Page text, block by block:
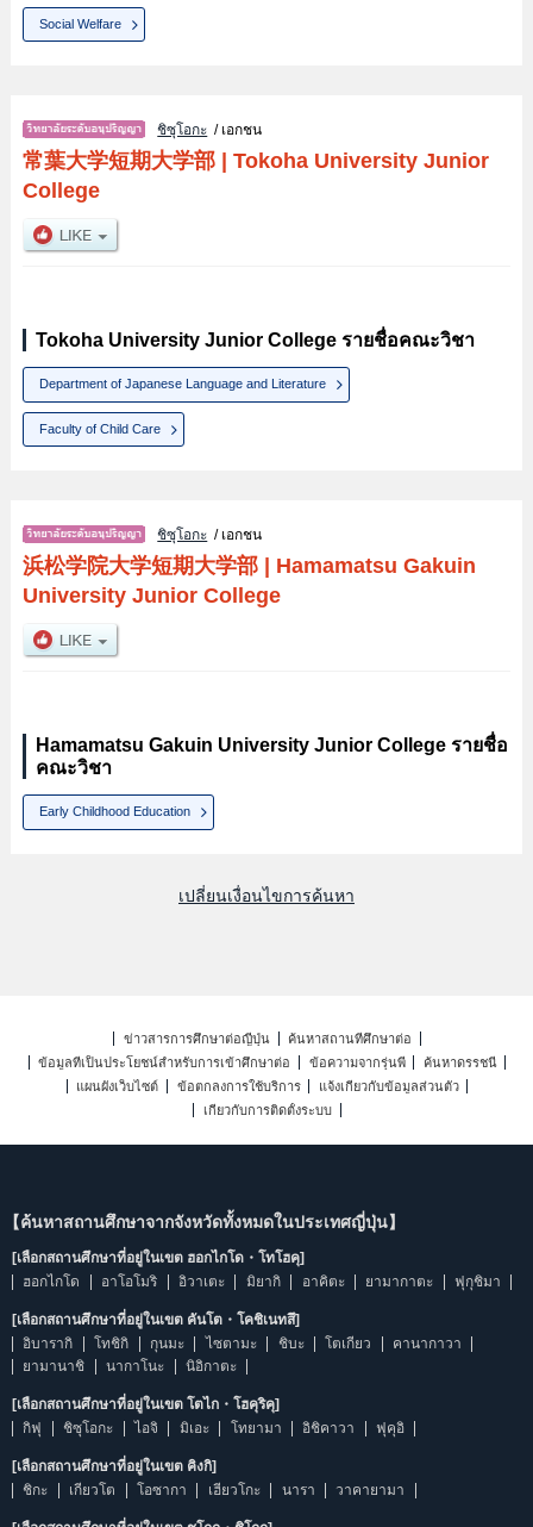
Social Welfare
ชิซุโอกะ / เอกชน
常葉大学短期大学部| Tokoha University Junior
College
Tokoha University Junior College รายชื่อคณะวิชา
Department of Japanese Language and Literature
Faculty of Child Care
ชิซุโอกะ / เอกชน
浜松学院大学短期大学部| Hamamatsu Gakuin
University Junior College
Hamamatsu Gakuin University Junior College รายชื่อ
คณะวิชา
Early Childhood Education
เปลี่ยนเงื่อนไขการค้นหา
ข่าวสารการศึกษาต่อญี่ปุ่น
ค้นหาสถานที่ศึกษาต่อ
ข้อมูลที่เป็นประโยชน์สำหรับการเข้าศึกษาต่อ
ข้อความจากรุ่นพี่
ค้นหาดรรชนี
แผนผังเว็บไซต์
ข้อตกลงการใช้บริการ
แจ้งเกี่ยวกับข้อมูลส่วนตัว
เกี่ยวกับการติดตั้งระบบ
【ค้นหาสถานศึกษาจากจังหวัดทั้งหมดในประเทศญี่ปุ่น】
[เลือกสถานศึกษาที่อยู่ในเขต ฮอกไกโด・โทโฮคุ]
ฮอกไกโด
อาโอโมริ อิวาเตะ มิยากิ อาคิตะ ยามากาตะ ฟุกุชิมา
[เลือกสถานศึกษาที่อยู่ในเขต คันโต・โคชิเนทสึ]
อิบารากิ
โทชิกิ กุนมะ ไซตามะ ชิบะ โตเกียว
คานากาวา
ยามานาชิ
นากาโนะ นิอิกาตะ
[เลือกสถานศึกษาที่อยู่ในเขต โตไก・โฮคุริคุ]
กิฟุ
ชิซุโอกะ ไอจิ มิเอะ โทยามา อิชิคาวา ฟุคุอิ
[เลือกสถานศึกษาที่อยู่ในเขต คิงกิ]
ชิกะ
เกียวโต โอซากา เฮียวโกะ นารา วาคายามา